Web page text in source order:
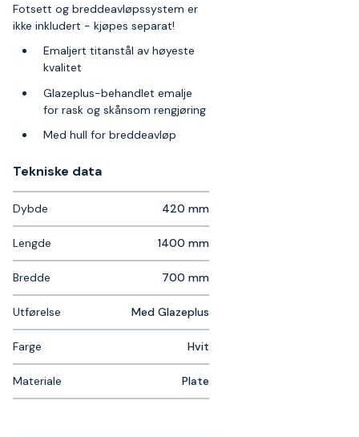
Fotsett og breddeavløpssystem er
ikke inkludert - kjøpes separat!
Emaljert titanstål av høyeste
kvalitet
Glazeplus-behandlet emalje
for rask og skånsom rengjøring
Med hull for breddeavløp
Tekniske data​
Dybde 420 mm
Lengde 1400 mm
Bredde 700 mm
Utførelse Med Glazeplus
Farge Hvit
Materiale Plate